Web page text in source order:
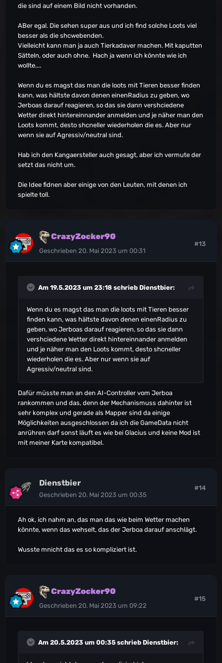
die sind auf einem Bild nicht vorhanden.
ABer egal. Die sehen super aus und ich find solche Loots viel
besser als die shcwebenden.
Vielleicht kann man ja auch Tierkadaver machen. Mit kaputten
Sätteln, oder auch ohne. Hach ja wenn ich könnte wie ich
wollte....
Wenn du es magst das man die loots mit Tieren besser finden
kann, was hältste davon denen einenRadius zu geben, wo
Jerboas darauf reagieren, so das sie dann vershciedene
Wetter direkt hintereinnander anmelden und je näher man den
Loots kommt, desto shcneller wiederholen die es. Aber nur
wenn sie auf Agressiv/neutral sind.
Hab ich den Kangaersteller auch gesagt, aber ich vermute der
setzt das nicht um.
Die Idee fidnen aber einige von den Leuten, mit denen ich
spielte toll.
CrazyZocker90
Geschrieben 20. Mai 2023 um 00:31
#13
Am 19.5.2023 um 23:18 schrieb Dienstbier:
Wenn du es magst das man die loots mit Tieren besser
finden kann, was hältste davon denen einenRadius zu
geben, wo Jerboas darauf reagieren, so das sie dann
vershciedene Wetter direkt hintereinnander anmelden
und je näher man den Loots kommt, desto shcneller
wiederholen die es. Aber nur wenn sie auf
Agressiv/neutral sind.
Dafür müsste man an den AI-Controller vom Jerboa
rankommen und das, denn der Mechanismuss dahinter ist
sehr komplex und gerade als Mapper sind da einige
Möglichkeiten ausgeschlossen da ich die GameData nicht
anrühren darf sonst läuft es wie bei Glacius und keine Mod ist
mit meiner Karte kompatibel.
Dienstbier
Geschrieben 20. Mai 2023 um 00:35
#14
Ah ok, ich nahm an, das man das wie beim Wetter machen
könnte, wenn das wehselt, das der Jerboa darauf anschlägt.
Wusste mnicht das es so kompliziert ist.
CrazyZocker90
Geschrieben 20. Mai 2023 um 09:22
#15
Am 20.5.2023 um 00:35 schrieb Dienstbier: